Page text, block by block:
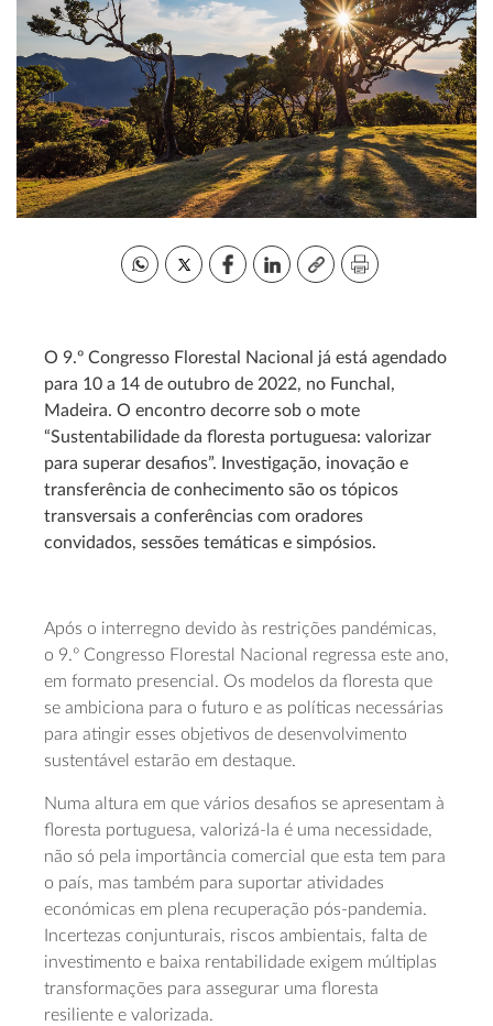
O 9.º Congresso Florestal Nacional já está agendado
para 10 a 14 de outubro de 2022, no Funchal,
Madeira. O encontro decorre sob o mote
“Sustentabilidade da floresta portuguesa: valorizar
para superar desafios”. Investigação, inovação e
transferência de conhecimento são os tópicos
transversais a conferências com oradores
convidados, sessões temáticas e simpósios.
Após o interregno devido às restrições pandémicas,
o 9.º Congresso Florestal Nacional regressa este ano,
em formato presencial. Os modelos da floresta que
se ambiciona para o futuro e as políticas necessárias
para atingir esses objetivos de desenvolvimento
sustentável estarão em destaque.
Numa altura em que vários desafios se apresentam à
floresta portuguesa, valorizá-la é uma necessidade,
não só pela importância comercial que esta tem para
o país, mas também para suportar atividades
económicas em plena recuperação pós-pandemia.
Incertezas conjunturais, riscos ambientais, falta de
investimento e baixa rentabilidade exigem múltiplas
transformações para assegurar uma floresta
resiliente e valorizada.